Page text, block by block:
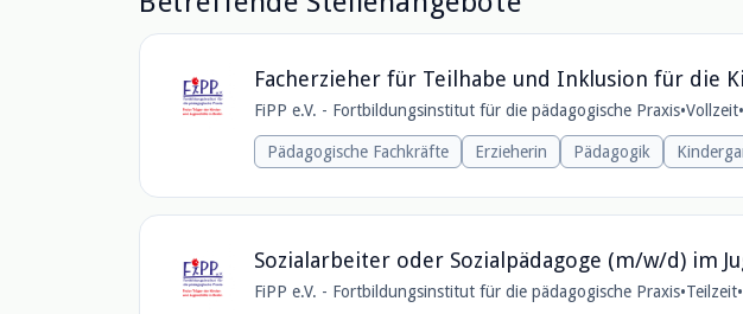
Facherzieher für Teilhabe und Inklusion für die
FiPP e.V. - Fortbildungsinstitut für die pädagogische Praxis•Vollzeit•
Pädagogische Fachkräfte Erzieherin Pädagogik
Sozialarbeiter oder Sozialpädagoge (m/w/d) im
FiPP e.V. - Fortbildungsinstitut für die pädagogische Praxis•Teilzeit•